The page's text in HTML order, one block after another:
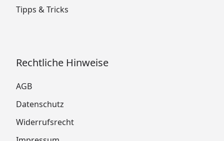
Tipps & Tricks
Rechtliche Hinweise
AGB
Datenschutz
Widerrufsrecht